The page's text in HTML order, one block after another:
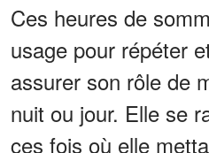
Ces heures de
usage pour répéter
assurer son rôle de
nuit ou jour. Elle se
ces fois où elle